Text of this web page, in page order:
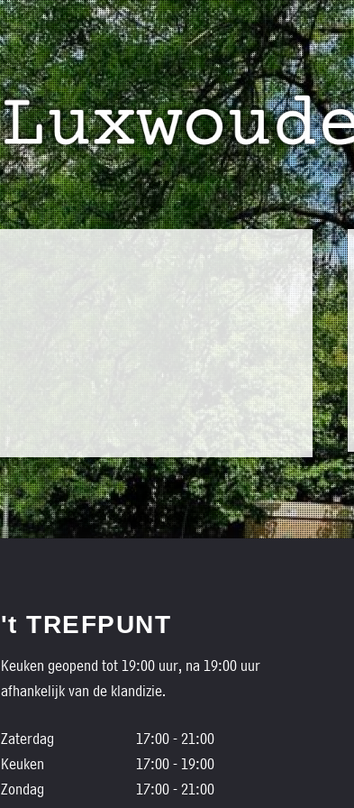
't TREFPUNT
Keuken geopend tot 19:00 uur, na 19:00 uur
afhankelijk van de klandizie.
Zaterdag
17:00 - 21:00
Keuken
17:00 - 19:00
Zondag
17:00 - 21:00